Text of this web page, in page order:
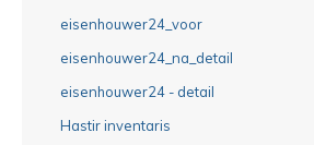
eisenhouwer24_voor
eisenhouwer24_na_detail
eisenhouwer24 - detail
Hastir inventaris